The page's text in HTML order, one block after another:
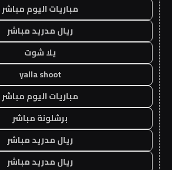
مباريات اليوم مباشر
ريال مدريد مباشر
يلا شوت
yalla shoot
مباريات اليوم مباشر
برشلونة مباشر
ريال مدريد مباشر
ريال مدريد مباشر